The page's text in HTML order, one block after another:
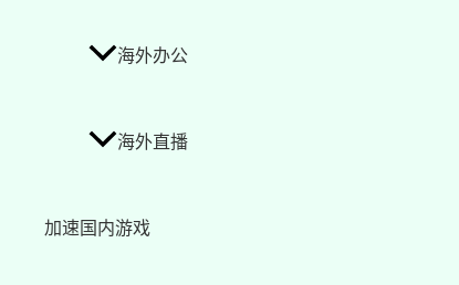
海外办公
海外直播
加速国内游戏